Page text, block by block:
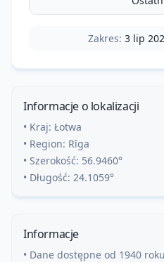
Zakres: 3 lip
Informacje o lokalizacji
• Kraj: Łotwa
• Region: Rīga
• Szerokość: 56.9460°
• Długość: 24.1059°
Informacje
• Dane dostępne od 1940 roku